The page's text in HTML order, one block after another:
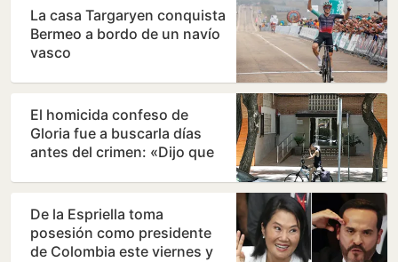
La casa Targaryen conquista
Bermeo a bordo de un navío
vasco
El homicida confeso de
Gloria fue a buscarla días
antes del crimen: «Dijo que
De la Espriella toma
posesión como presidente
de Colombia este viernes y